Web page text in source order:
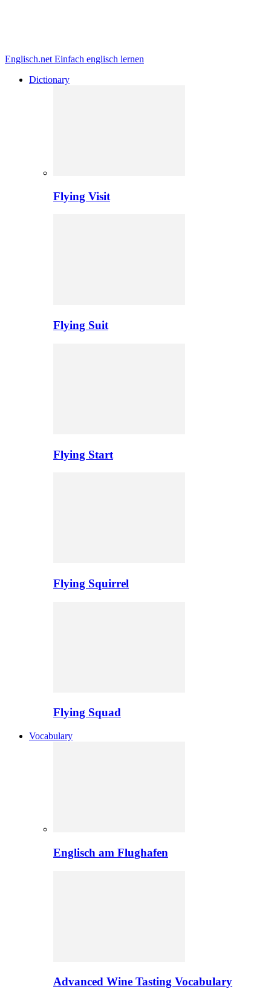
Englisch.net Einfach englisch lernen
Dictionary
Flying Visit
Flying Suit
Flying Start
Flying Squirrel
Flying Squad
Vocabulary
Englisch am Flughafen
Advanced Wine Tasting Vocabulary